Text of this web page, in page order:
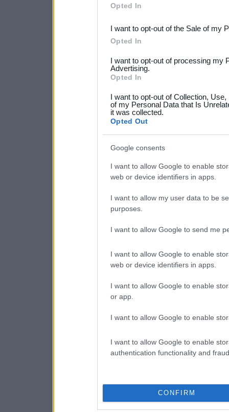
third parties.
Please note that this
not limited to your visit or
grant or deny consent to
your data for below
consent section.
Opted In
I want to opt-out of the Sale of my
Opted In
I want to opt-out of processing my
Advertising.
Opted In
I want to opt-out of Collection,
of my Personal Data that Is
it was collected.
Opted Out
Google consents
I want to allow Google to enable
web or device identifiers in apps.
I want to allow my user data to be
purposes.
I want to allow Google to send me
I want to allow Google to enable
web or device identifiers in apps.
I want to allow Google to enable
or app.
I want to allow Google to enable
I want to allow Google to enable
authentication functionality and
CONFIRM